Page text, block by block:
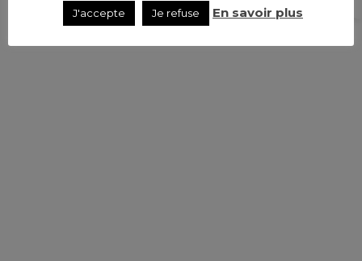
J'accepte Je refuse En savoir plus